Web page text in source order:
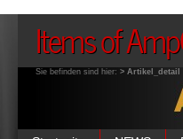
Items of
Sie befinden sind hier: > Artikel_detail